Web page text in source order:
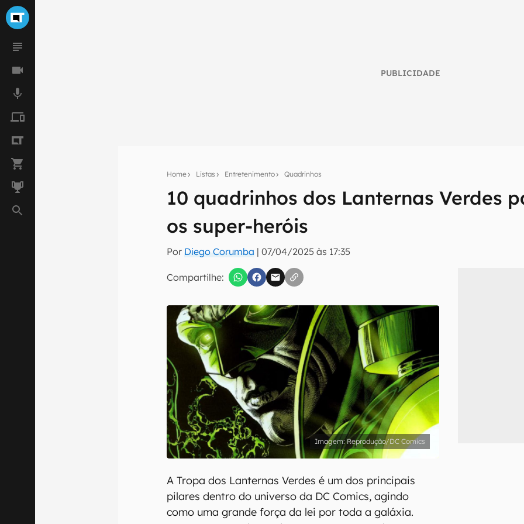
PUBLICIDADE
Home Listas Entretenimento Quadrinhos
10 quadrinhos dos Lanternas Verdes
os super-heróis
Por Diego Corumba |07/04/2025 às 17:35
Compartilhe:
Assine a newsletter do Canaltech e receba notícias e reviews sobre tecnologia
inscreva-se
Confirmo que li, aceito e concordo com os Termos de Uso e Política de Privacidade do
Reprodução/DC Comics
A Tropa dos Lanternas Verdes é um dos principais
pilares dentro do universo da DC Comics, agindo
como uma grande força da lei por toda a galáxia.